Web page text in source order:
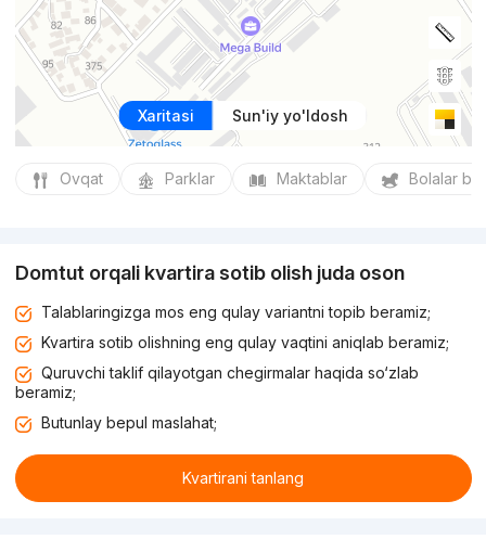
Xaritasi Sun'iy yo'ldosh
Ovqat Parklar Maktablar Bolalar
Domtut orqali kvartira sotib olish juda oson
Talablaringizga mos eng qulay variantni topib beramiz;
Kvartira sotib olishning eng qulay vaqtini aniqlab beramiz;
Quruvchi taklif qilayotgan chegirmalar haqida so‘zlab
beramiz;
Butunlay bepul maslahat;
Kvartirani tanlang